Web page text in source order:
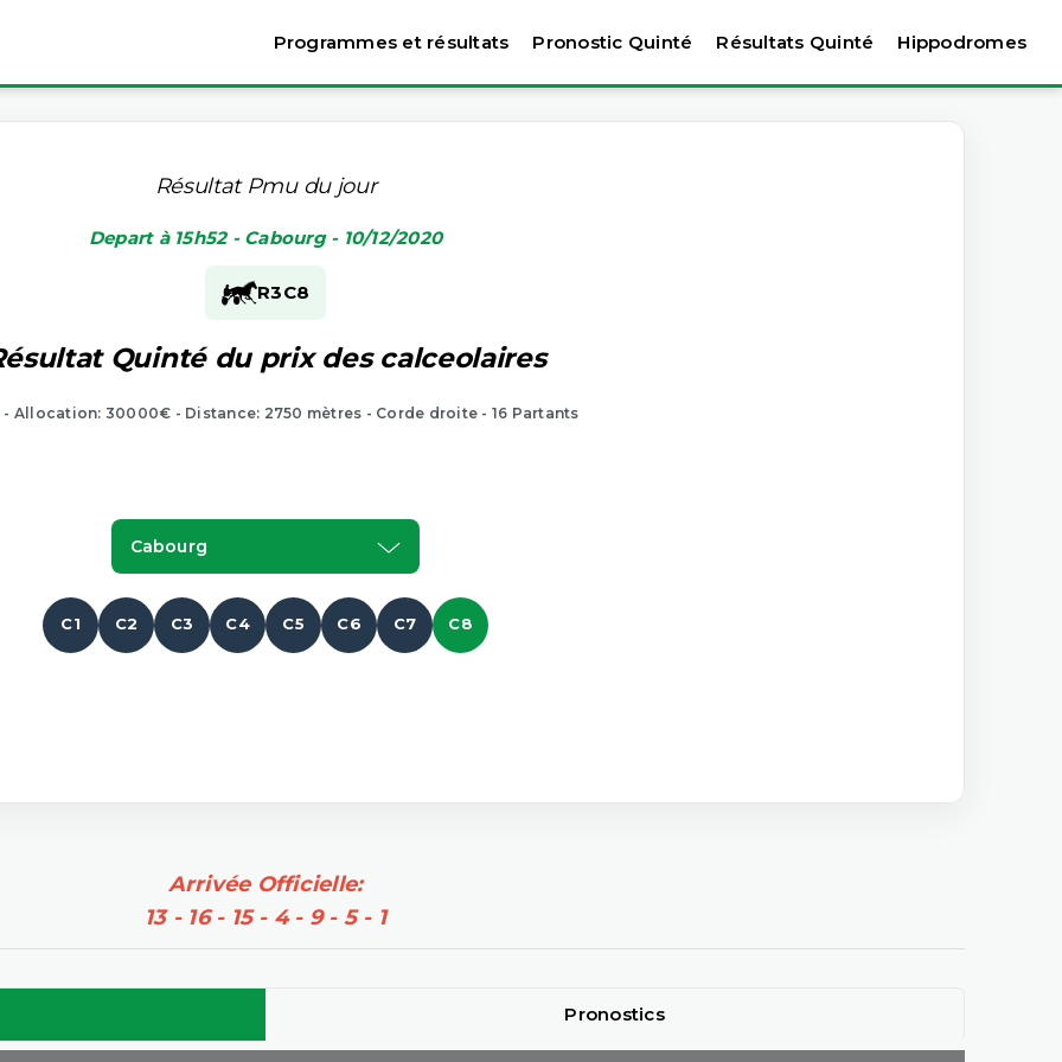
Programmes et résultats Pronostic Quinté Résultats Quinté Hippodromes
Résultat Pmu du jour
Depart à 15h52 - Cabourg - 10/12/2020
R3C8
Quinté du prix des calceolaires
Allocation: 30000€ - Distance: 2750 mètres - Corde droite - 16 Partants
Cabourg
C1 C2 C3 C4 C5 C6 C7 C8
Arrivée Officielle:
13 - 16 - 15 - 4 - 9 - 5 - 1
Pronostics